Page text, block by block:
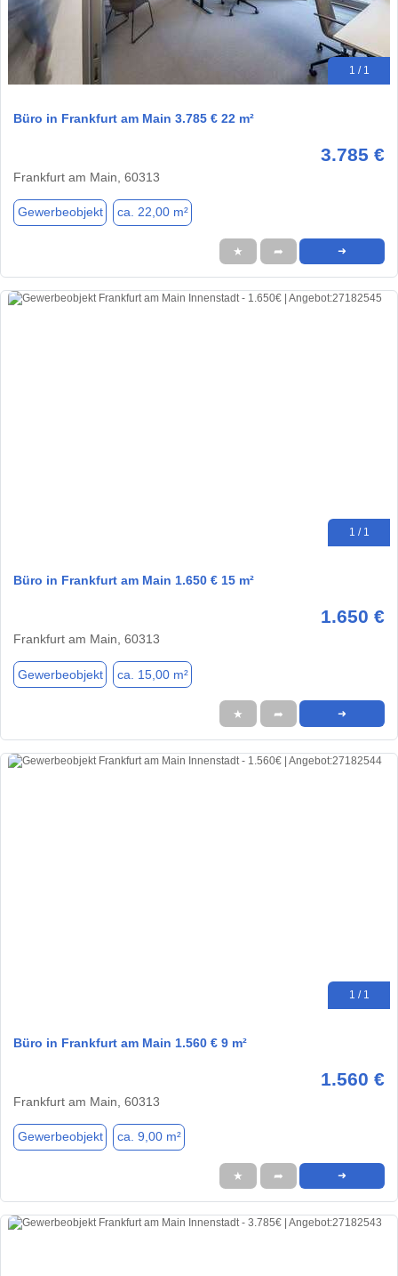
1 / 1
Büro in Frankfurt am Main 3.785 € 22 m²
3.785 €
Frankfurt am Main, 60313
Gewerbeobjekt ca. 22,00 m²
★ ➦ ➜
1 / 1
Büro in Frankfurt am Main 1.650 € 15 m²
1.650 €
Frankfurt am Main, 60313
Gewerbeobjekt ca. 15,00 m²
★ ➦ ➜
1 / 1
Büro in Frankfurt am Main 1.560 € 9 m²
1.560 €
Frankfurt am Main, 60313
Gewerbeobjekt ca. 9,00 m²
★ ➦ ➜